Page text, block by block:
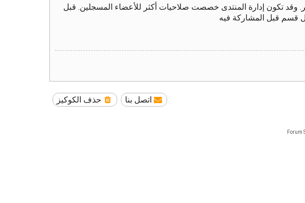
تكون إدارة المنتدى خصصت صلاحيات أكثر للأعضاء المسجلين. قبل
قسم قبل المشاركة فيه
حذف الكوكيز اتصل بنا